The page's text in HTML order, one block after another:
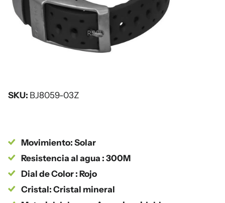
SKU: BJ8059-03Z
Movimiento: Solar
Resistencia al agua : 300M
Dial de Color : Rojo
Cristal: Cristal mineral